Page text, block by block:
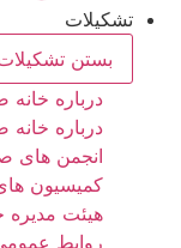
تشکیلات
بستن
درباره
درباره
انجمن های
کمیسیون
هیئت
روابط